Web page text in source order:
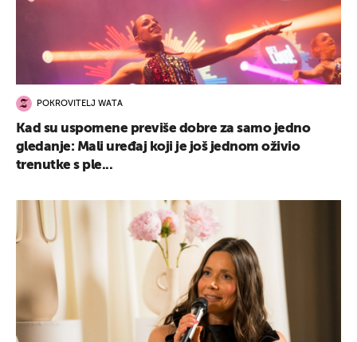
POKROVITELJ WATA
Kad su uspomene previše dobre za samo jedno
gledanje: Mali uređaj koji je još jednom oživio
trenutke s ple...